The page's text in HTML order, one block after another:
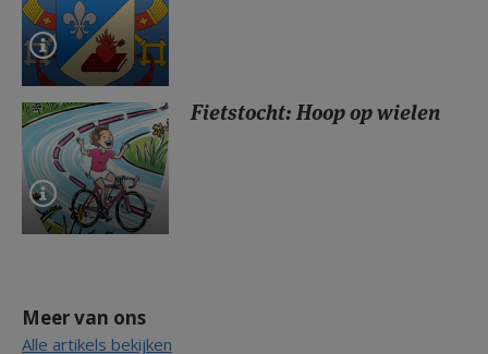
Fietstocht: Hoop op wielen
Meer van ons
Alle artikels bekijken